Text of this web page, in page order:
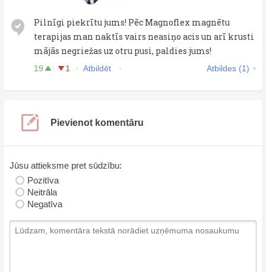
Pilnīgi piekrītu jums! Pēc Magnoflex magnētu
terapijas man naktīs vairs neasiņo acis un arī krusti
mājās negriežas uz otru pusi, paldies jums!
19 1 Atbildēt Atbildes (1)
Pievienot komentāru
Jūsu attieksme pret sūdzību:
Pozitīva
Neitrāla
Negatīva